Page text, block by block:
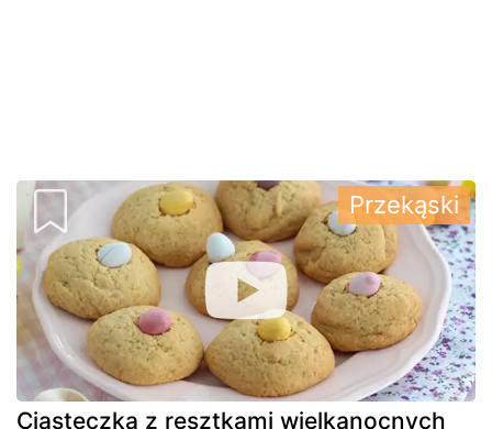
Ciasteczka z resztkami wielkanocnych
Przekąski